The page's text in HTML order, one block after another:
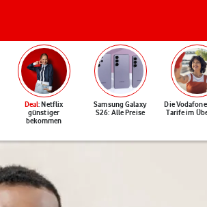
Deal: Netflix
günstiger
bekommen
Samsung Galaxy
S26: Alle Preise
Die Vodafone
Tarife im